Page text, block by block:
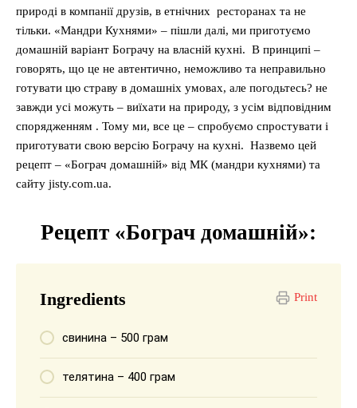
природі в компанії друзів, в етнічних ресторанах та не
тільки. «Мандри Кухнями» – пішли далі, ми приготуємо
домашній варіант Бограчу на власній кухні. В принципі –
говорять, що це не автентично, неможливо та неправильно
готувати цю страву в домашніх умовах, але погодьтесь? не
завжди усі можуть – виїхати на природу, з усім відповідним
спорядженням . Тому ми, все це – спробуємо спростувати і
приготувати свою версію Бограчу на кухні. Назвемо цей
рецепт – «Бограч домашній» від МК (мандри кухнями) та
сайту jisty.com.ua.
Рецепт «Бограч домашній»:
Print
Ingredients
свинина – 500 грам
телятина – 400 грам